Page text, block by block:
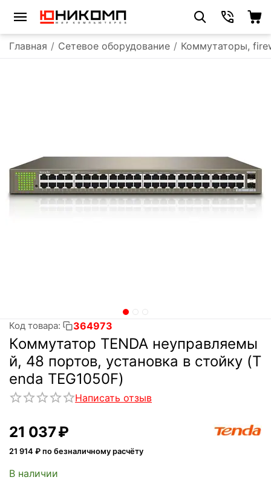
Главная / Сетевое оборудование / Коммутаторы,
Код товара: 364973
Коммутатор TENDA неуправляемы
й, 48 портов, установка в стойку (T
enda TEG1050F)
Написать отзыв
21 037₽
21 914 ₽ по безналичному расчёту
В наличии